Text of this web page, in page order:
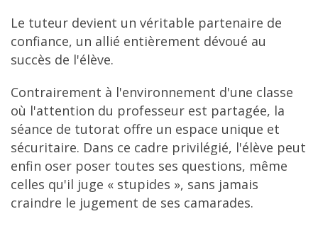
Le tuteur devient un véritable partenaire de
confiance, un allié entièrement dévoué au
succès de l'élève.
Contrairement à l'environnement d'une classe
où l'attention du professeur est partagée, la
séance de tutorat offre un espace unique et
sécuritaire. Dans ce cadre privilégié, l'élève peut
enfin oser poser toutes ses questions, même
celles qu'il juge « stupides », sans jamais
craindre le jugement de ses camarades.